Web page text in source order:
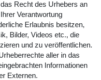
Recht des Urhebers an
Verantwortung
Erlaubnis besitzen,
Bilder, Videos etc., die
und zu veröffentlichen.
aller in das
Informationen
Externen.